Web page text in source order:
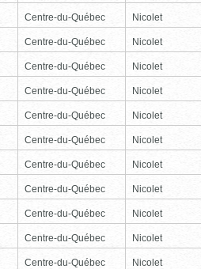
Centre-du-Québec Nicolet
Centre-du-Québec Nicolet
Centre-du-Québec Nicolet
Centre-du-Québec Nicolet
Centre-du-Québec Nicolet
Centre-du-Québec Nicolet
Centre-du-Québec Nicolet
Centre-du-Québec Nicolet
Centre-du-Québec Nicolet
Centre-du-Québec Nicolet
Centre-du-Québec Nicolet